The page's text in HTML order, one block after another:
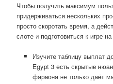
Чтобы получить максимум
придерживаться нескольких
просто скоротать время, а
слоте и подготовиться к игре
Изучите таблицу выплат
Egypt 3 есть скрытые
фараона не только даёт